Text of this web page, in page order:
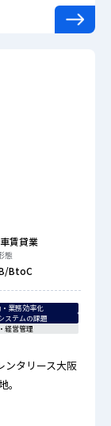
賃貸業
態
BtoC
業務効率化
ステムの課題
経営管理
タリース大阪